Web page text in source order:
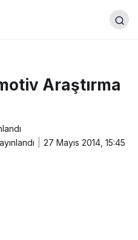
Araştırma
27 Mayıs 2014, 15:45
Yolcuları